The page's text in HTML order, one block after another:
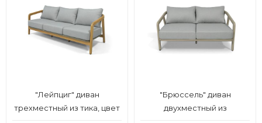
"Лейпциг" диван
трехместный из тика, цвет
"Брюссель" диван
двухместный из